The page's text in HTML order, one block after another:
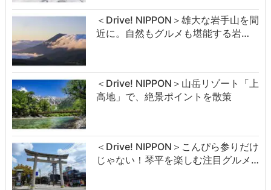
＜Drive! NIPPON＞雄大な岩手山を間
近に。自然もグルメも堪能する岩…
＜Drive! NIPPON＞山岳リゾート「上
高地」で、絶景ポイントを散策
＜Drive! NIPPON＞こんぴら参りだけ
じゃない！琴平を楽しむ注目グルメ…